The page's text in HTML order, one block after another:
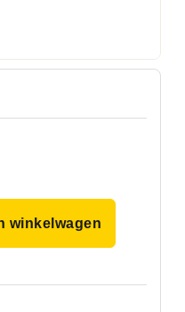
winkelwagen